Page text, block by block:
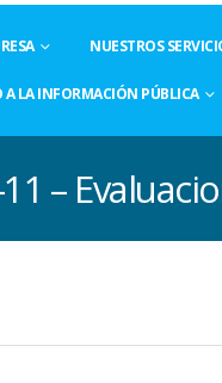
NUESTROS
A LA INFORMACIÓN PÚBLICA
11 –